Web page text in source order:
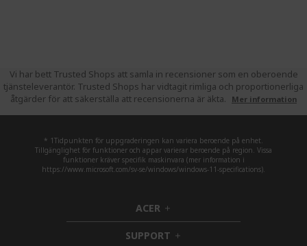
Vi har bett Trusted Shops att samla in recensioner som en oberoende
tjänsteleverantör. Trusted Shops har vidtagit rimliga och proportionerliga
åtgärder för att säkerställa att recensionerna är äkta.
Mer information
* 1Tidpunkten för uppgraderingen kan variera beroende på enhet.
Tillgänglighet för funktioner och appar varierar beroende på region. Vissa
funktioner kräver specifik maskinvara (mer information i
https://www.microsoft.com/sv-se/windows/windows-11-specifications).
ACER h
i
d
SUPPORT h